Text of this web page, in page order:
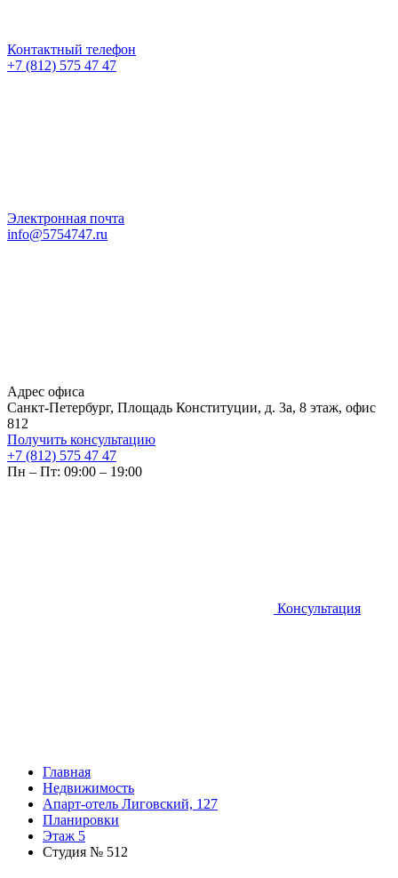
Контактный телефон
+7 (812) 575 47 47
Электронная почта
info@5754747.ru
Адрес офиса
Санкт-Петербург, Площадь Конституции, д. 3а, 8 этаж, офис
812
Получить консультацию
+7 (812) 575 47 47
Пн – Пт: 09:00 – 19:00
Консультация
Главная
Недвижимость
Апарт-отель Лиговский, 127
Планировки
Этаж 5
Студия № 512